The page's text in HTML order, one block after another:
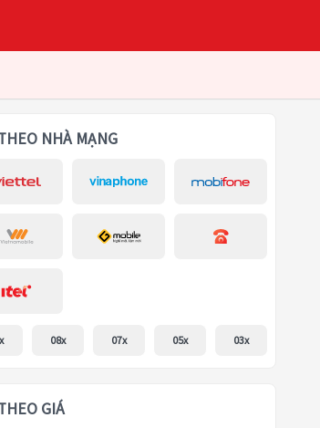
NHÀ MẠNG
08x 07x 05x 03x
GIÁ